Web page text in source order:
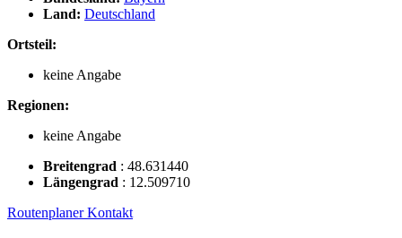
Land: Deutschland
Ortsteil:
keine Angabe
Regionen:
keine Angabe
Breitengrad : 48.631440
Längengrad : 12.509710
RoutenplanerKontakt